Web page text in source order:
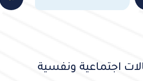
اجتماعية ونفسية